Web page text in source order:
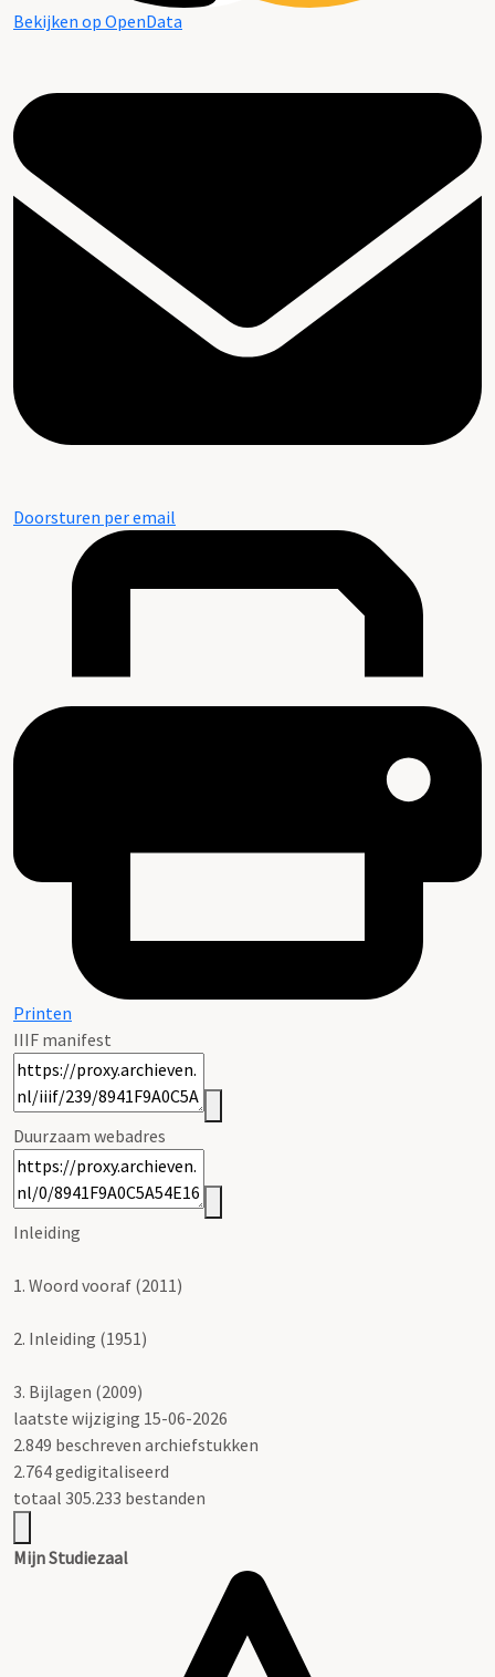
Bekijken op OpenData
Doorsturen per email
Printen
IIIF manifest
Duurzaam webadres
Inleiding
1. Woord vooraf (2011)
2. Inleiding (1951)
3. Bijlagen (2009)
laatste wijziging 15-06-2026
2.849 beschreven archiefstukken
2.764 gedigitaliseerd
totaal 305.233 bestanden
Mijn Studiezaal